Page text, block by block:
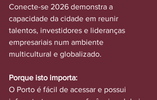
Conecte-se 2026 demonstra a
capacidade da cidade em reunir
talentos, investidores e lideranças
empresariais num ambiente
multicultural e globalizado.
Porque isto importa:
O Porto é fácil de acessar e possui